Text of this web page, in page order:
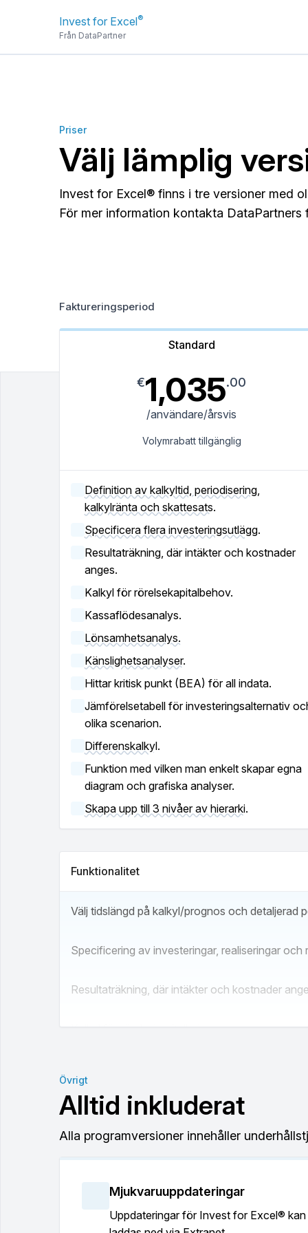
Invest for Excel®
Från DataPartner
Priser
Välj lämplig
Invest for Excel® finns i tre versioner med
För mer information kontakta DataPartners
Faktureringsperiod
Standard
€1,035.00
/användare/årsvis
Volymrabatt tillgänglig
Definition av kalkyltid, periodisering,
kalkylränta och skattesats.
Specificera flera investeringsutlägg.
Resultaträkning, där intäkter och kostnader
anges.
Kalkyl för rörelsekapitalbehov.
Kassaflödesanalys.
Lönsamhetsanalys.
Känslighetsanalyser.
Hittar kritisk punkt (BEA) för all indata.
Jämförelsetabell för investeringsalternativ
olika scenarion.
Differenskalkyl.
Funktion med vilken man enkelt skapar egna
diagram och grafiska analyser.
Skapa upp till 3 nivåer av hierarki.
Funktionalitet
Välj tidslängd på kalkyl/prognos och detaljerad
Specificering av investeringar, realiseringar
Resultaträkning, där intäkter och kostnader
Kalkyl för rörelsekapitalbehov.
Lönsamhetsanalys inkluderande
Ett stort urval av känslighetsanalyser i form av
Hittar kritisk punkt (BEA) för all indata.
Jämförelsetabell för investeringsalternativ och
Övrigt
Alltid inkluderat
Alla programversioner innehåller
Mjukvaruuppdateringar
Uppdateringar för Invest for Excel® kan